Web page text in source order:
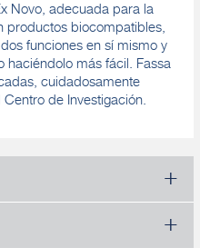
Novo, adecuada para la
productos biocompatibles,
funciones en sí mismo y
haciéndolo más fácil. Fassa
cuidadosamente
de Investigación.